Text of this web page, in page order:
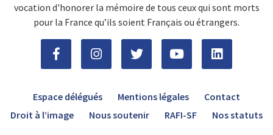
vocation d'honorer la mémoire de tous ceux qui sont morts
pour la France qu’ils soient Français ou étrangers.
Espace délégués Mentions légales
Contact
Droit à l’image
Nous soutenir RAFI-SF Nos statuts